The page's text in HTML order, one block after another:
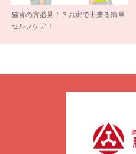
猫背の方必見！？お家で出来る簡単
セルフケア！